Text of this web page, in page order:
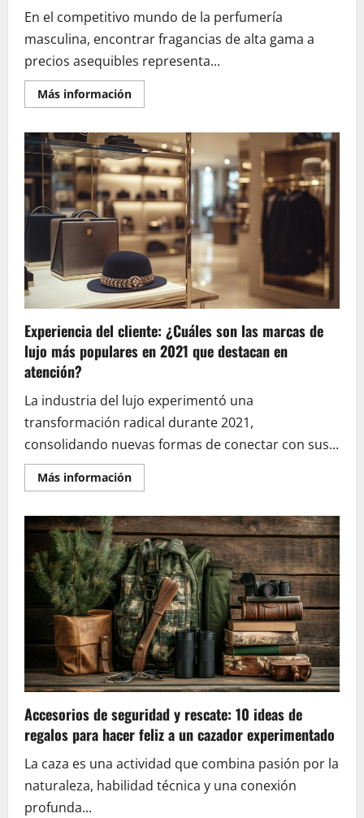
WiFi
En el competitivo mundo de la perfumería
masculina, encontrar fragancias de alta gama a
precios asequibles representa...
Más informaciónEn
savoir
Dior,
Hugo
Boss
y
Armani
a
Precio
Increíble:
Valoraciones
de
Compradores
sobre
la
Tarjeta
de
Lealtad
Experiencia del cliente: ¿Cuáles son las marcas de
lujo más populares en 2021 que destacan en
atención?
La industria del lujo experimentó una
transformación radical durante 2021,
consolidando nuevas formas de conectar con sus...
Más informaciónEn
savoir
Experiencia
del
cliente:
¿Cuáles
son
las
marcas
de
lujo
más
populares
en
2021
que
destacan
en
Accesorios de seguridad y rescate: 10 ideas de
regalos para hacer feliz a un cazador experimentado
La caza es una actividad que combina pasión por la
naturaleza, habilidad técnica y una conexión
profunda...